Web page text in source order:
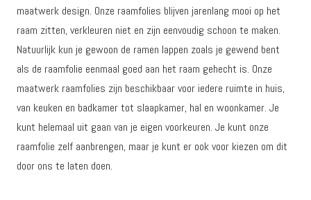
maatwerk design. Onze raamfolies blijven jarenlang mooi op het
raam zitten, verkleuren niet en zijn eenvoudig schoon te maken.
Natuurlijk kun je gewoon de ramen lappen zoals je gewend bent
als de raamfolie eenmaal goed aan het raam gehecht is. Onze
maatwerk raamfolies zijn beschikbaar voor iedere ruimte in huis,
van keuken en badkamer tot slaapkamer, hal en woonkamer. Je
kunt helemaal uit gaan van je eigen voorkeuren. Je kunt onze
raamfolie zelf aanbrengen, maar je kunt er ook voor kiezen om dit
door ons te laten doen.